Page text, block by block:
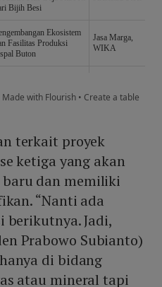
terkait proyek
ketiga yang akan
dan memiliki
“Nanti ada
berikutnya. Jadi,
Prabowo Subianto)
di bidang
atau mineral tapi